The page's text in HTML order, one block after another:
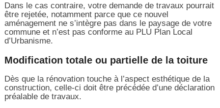
Dans le cas contraire, votre demande de travaux pourrait
être rejetée, notamment parce que ce nouvel
aménagement ne s’intègre pas dans le paysage de votre
commune et n’est pas conforme au PLU Plan Local
d’Urbanisme.
Modification totale ou partielle de la toiture
Dès que la rénovation touche à l’aspect esthétique de la
construction, celle-ci doit être précédée d’une déclaration
préalable de travaux.